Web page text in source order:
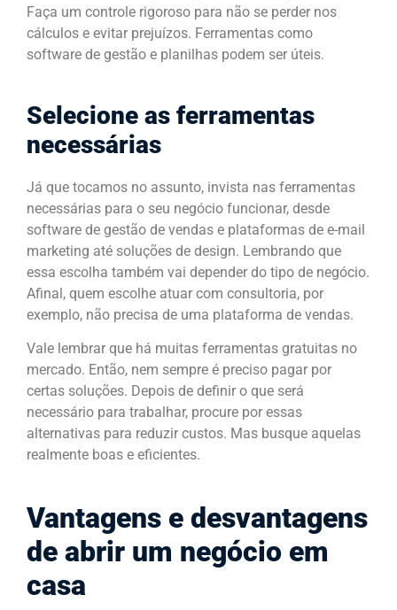
Faça um controle rigoroso para não se perder nos
cálculos e evitar prejuízos. Ferramentas como
software de gestão e planilhas podem ser úteis.
Selecione as ferramentas
necessárias
Já que tocamos no assunto, invista nas ferramentas
necessárias para o seu negócio funcionar, desde
software de gestão de vendas e plataformas de e-mail
marketing até soluções de design. Lembrando que
essa escolha também vai depender do tipo de negócio.
Afinal, quem escolhe atuar com consultoria, por
exemplo, não precisa de uma plataforma de vendas.
Vale lembrar que há muitas ferramentas gratuitas no
mercado. Então, nem sempre é preciso pagar por
certas soluções. Depois de definir o que será
necessário para trabalhar, procure por essas
alternativas para reduzir custos. Mas busque aquelas
realmente boas e eficientes.
Vantagens e desvantagens
de abrir um negócio em
casa